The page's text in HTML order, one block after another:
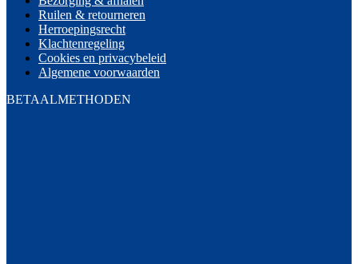
Ruilen & retourneren
Herroepingsrecht
Klachtenregeling
Cookies en privacybeleid
Algemene voorwaarden
BETAALMETHODEN